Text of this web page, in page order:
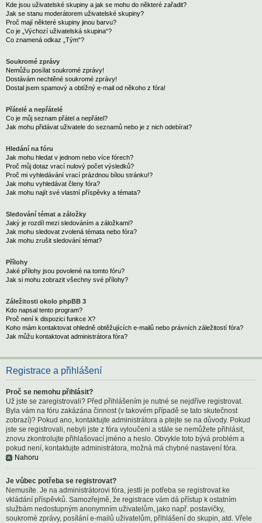
Kde jsou uživatelské skupiny a jak se mohu do některé zařadit?
Jak se stanu moderátorem uživatelské skupiny?
Proč mají některé skupiny jinou barvu?
Co je „Výchozí uživatelská skupina“?
Co znamená odkaz „Tým“?
Soukromé zprávy
Nemůžu posílat soukromé zprávy!
Dostávám nechtěné soukromé zprávy!
Dostal jsem spamový a obtížný e-mail od někoho z fóra!
Přátelé a nepřátelé
Co je můj seznam přátel a nepřátel?
Jak mohu přidávat uživatele do seznamů nebo je z nich odebírat?
Hledání na fóru
Jak mohu hledat v jednom nebo více fórech?
Proč můj dotaz vrací nulový počet výsledků?
Proč mi vyhledávání vrací prázdnou bílou stránku!?
Jak mohu vyhledávat členy fóra?
Jak mohu najít své vlastní příspěvky a témata?
Sledování témat a záložky
Jaký je rozdíl mezi sledováním a záložkami?
Jak mohu sledovat zvolená témata nebo fóra?
Jak mohu zrušit sledování témat?
Přílohy
Jaké přílohy jsou povolené na tomto fóru?
Jak si mohu zobrazit všechny své přílohy?
Záležitosti okolo phpBB 3
Kdo napsal tento program?
Proč není k dispozici funkce X?
Koho mám kontaktovat ohledně obtěžujících e-mailů nebo právních záležitostí fóra?
Jak můžu kontaktovat administrátora fóra?
Registrace a přihlášení
Proč se nemohu přihlásit?
Už jste se zaregistrovali? Před přihlášením je nutné se nejdříve registrovat.
Byla vám na fóru zakázána činnost (v takovém případě se tato skutečnost
zobrazí)? Pokud ano, kontaktujte administrátora a ptejte se na důvody. Pokud
jste se registrovali, nebyli jste z fóra vyloučeni a stále se nemůžete přihlásit,
znovu zkontrolujte přihlašovací jméno a heslo. Obvykle toto bývá problém a
pokud není, kontaktujte administrátora, možná má chybné nastavení fóra.
Nahoru
Je vůbec potřeba se registrovat?
Nemusíte. Je na administrátorovi fóra, jestli je potřeba se registrovat ke
vkládání příspěvků. Samozřejmě, že registrace vám dá přístup k ostatním
službám nedostupným anonymním uživatelům, jako např. postavičky,
soukromé zprávy, posílání e-mailů uživatelům, přihlášení do skupin, atd. Vřele